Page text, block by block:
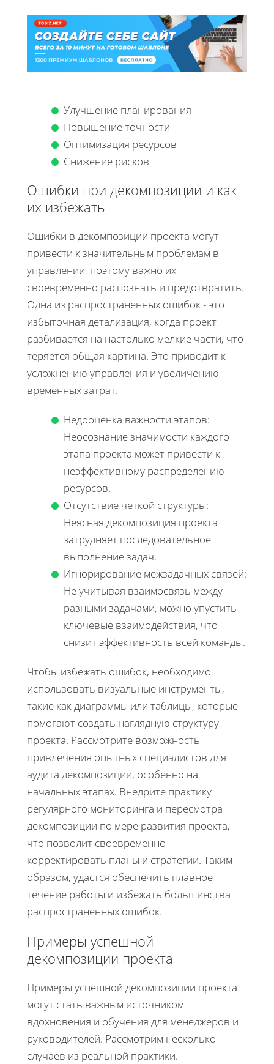
Улучшение планирования
Повышение точности
Оптимизация ресурсов
Снижение рисков
Ошибки при декомпозиции и как
их избежать
Ошибки в декомпозиции проекта могут
привести к значительным проблемам в
управлении, поэтому важно их
своевременно распознать и предотвратить.
Одна из распространенных ошибок - это
избыточная детализация, когда проект
разбивается на настолько мелкие части, что
теряется общая картина. Это приводит к
усложнению управления и увеличению
временных затрат.
Недооценка важности этапов:
Неосознание значимости каждого
этапа проекта может привести к
неэффективному распределению
ресурсов.
Отсутствие четкой структуры:
Неясная декомпозиция проекта
затрудняет последовательное
выполнение задач.
Игнорирование межзадачных связей:
Не учитывая взаимосвязь между
разными задачами, можно упустить
ключевые взаимодействия, что
снизит эффективность всей команды.
Чтобы избежать ошибок, необходимо
использовать визуальные инструменты,
такие как диаграммы или таблицы, которые
помогают создать наглядную структуру
проекта. Рассмотрите возможность
привлечения опытных специалистов для
аудита декомпозиции, особенно на
начальных этапах. Внедрите практику
регулярного мониторинга и пересмотра
декомпозиции по мере развития проекта,
что позволит своевременно
корректировать планы и стратегии. Таким
образом, удастся обеспечить плавное
течение работы и избежать большинства
распространенных ошибок.
Примеры успешной
декомпозиции проекта
Примеры успешной декомпозиции проекта
могут стать важным источником
вдохновения и обучения для менеджеров и
руководителей. Рассмотрим несколько
случаев из реальной практики.